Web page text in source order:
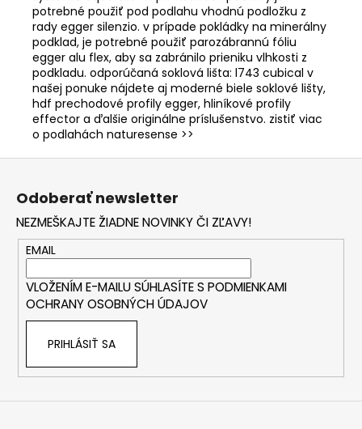
potrebné použiť pod podlahu vhodnú podložku z
rady egger silenzio. v prípade pokládky na minerálny
podklad, je potrebné použiť parozábrannú fóliu
egger alu flex, aby sa zabránilo prieniku vlhkosti z
podkladu. odporúčaná soklová lišta: l743 cubical v
našej ponuke nájdete aj moderné biele soklové lišty,
hdf prechodové profily egger, hliníkové profily
effector a ďalšie originálne príslušenstvo. zistiť viac
o podlahách naturesense >>
Z
Odoberať newsletter
NEZMEŠKAJTE ŽIADNE NOVINKY ČI ZĽAVY!
EMAIL
VLOŽENÍM E-MAILU SÚHLASÍTE S PODMIENKAMI
OCHRANY OSOBNÝCH ÚDAJOV
PRIHLÁSIŤ SA